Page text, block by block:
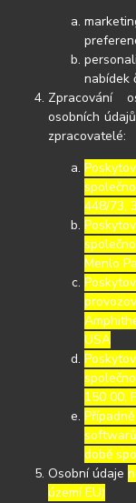
nabídek
Zpracování
osobních
zpracovatelé:
448/73,
Menlo
USA
150 00,
době
Osobní údaje
území EU)